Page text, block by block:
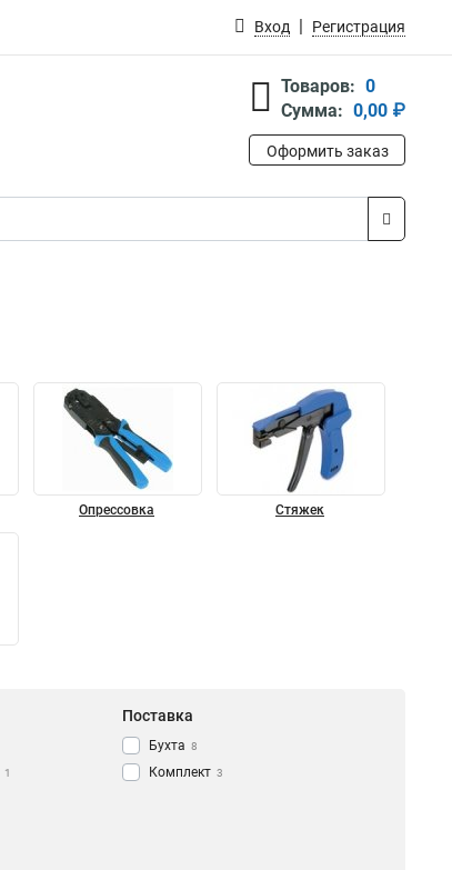
Вход Регистрация
Товаров: 0
Сумма: 0,00 ₽
Оформить заказ
Опрессовка Стяжек
1
Поставка
Бухта 8
Комплект 3